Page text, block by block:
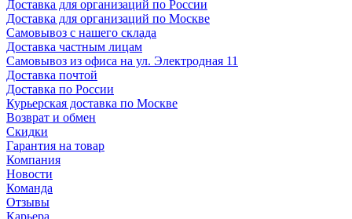
Доставка для организаций по России
Доставка для организаций по Москве
Самовывоз с нашего склада
Доставка частным лицам
Самовывоз из офиса на ул. Электродная 11
Доставка почтой
Доставка по России
Курьерская доставка по Москве
Возврат и обмен
Скидки
Гарантия на товар
Компания
Новости
Команда
Отзывы
Карьера